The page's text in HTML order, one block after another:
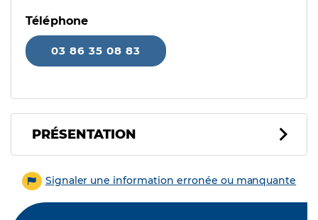
Téléphone
03 86 35 08 83
PRÉSENTATION
Signaler une information erronée ou manquante